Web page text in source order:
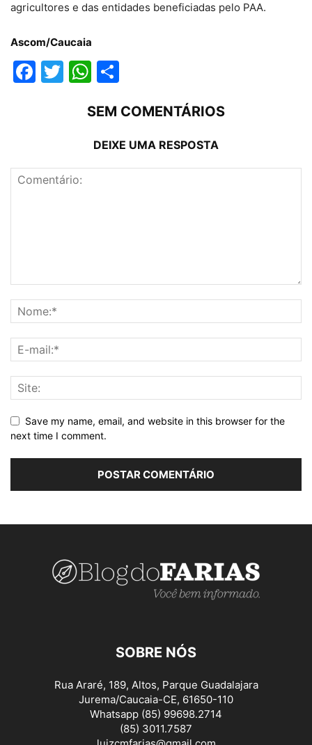
agricultores e das entidades beneficiadas pelo PAA.
Ascom/Caucaia
Facebook
TwitterWhatsApp
SEM COMENTÁRIOS
DEIXE UMA RESPOSTA
Save my name, email, and website in this browser for the
next time I comment.
SOBRE NÓS
Rua Araré, 189, Altos, Parque Guadalajara
Jurema/Caucaia-CE, 61650-110
Whatsapp (85) 99698.2714
(85) 3011.7587